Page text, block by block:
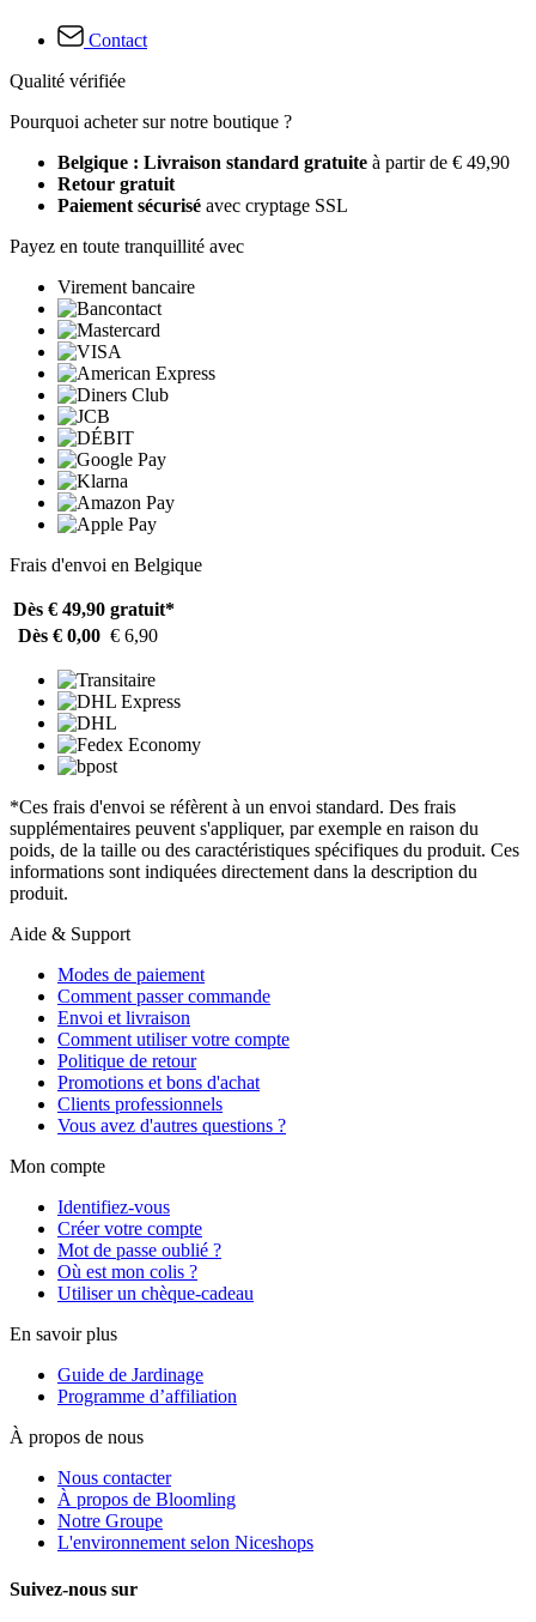
Contact
Qualité vérifiée
Pourquoi acheter sur notre boutique ?
Belgique : Livraison standard gratuite à partir de € 49,90
Retour gratuit
Paiement sécurisé avec cryptage SSL
Payez en toute tranquillité avec
Virement bancaire
Frais d'envoi en Belgique
Dès € 49,90 gratuit*
Dès € 0,00 € 6,90
*Ces frais d'envoi se réfèrent à un envoi standard. Des frais
supplémentaires peuvent s'appliquer, par exemple en raison du
poids, de la taille ou des caractéristiques spécifiques du produit. Ces
informations sont indiquées directement dans la description du
produit.
Aide & Support
Modes de paiement
Comment passer commande
Envoi et livraison
Comment utiliser votre compte
Politique de retour
Promotions et bons d'achat
Clients professionnels
Vous avez d'autres questions ?
Mon compte
Identifiez-vous
Créer votre compte
Mot de passe oublié ?
Où est mon colis ?
Utiliser un chèque-cadeau
En savoir plus
Guide de Jardinage
Programme d’affiliation
À propos de nous
Nous contacter
À propos de Bloomling
Notre Groupe
L'environnement selon Niceshops
Suivez-nous sur